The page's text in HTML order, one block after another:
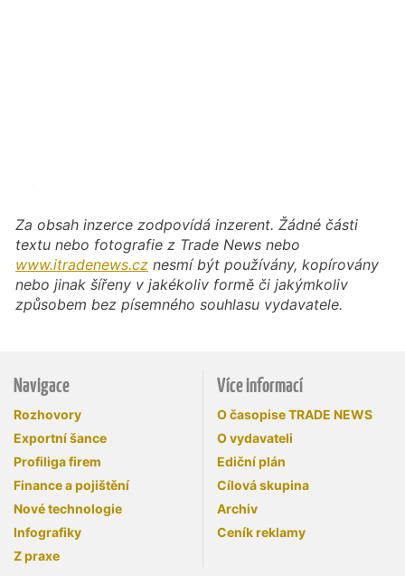
Za obsah inzerce zodpovídá inzerent. Žádné části
textu nebo fotografie z Trade News nebo
www.itradenews.cz nesmí být používány, kopírovány
nebo jinak šířeny v jakékoliv formě či jakýmkoliv
způsobem bez písemného souhlasu vydavatele.
Navigace
Rozhovory
Exportní šance
Profiliga firem
Finance a pojištění
Nové technologie
Infografiky
Z praxe
Více informací
O časopise TRADE NEWS
O vydavateli
Ediční plán
Cílová skupina
Archiv
Ceník reklamy